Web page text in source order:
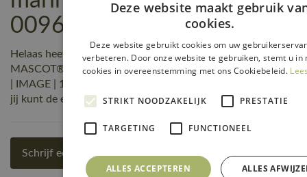
00962-630-111 reviews
Helaas heeft nog niemand een beoordeling geschreven over
MASCOT® Workwear Amerikaanse overall met kniezakken
| IMAGE | 111 marine/korenblauw | 00962-630-111, maar
jij kunt de eerste zijn! Schrijf een review!
Schrijf een review
Deze website maakt gebruik
cookies.
Deze website gebruikt cookies om uw
verbeteren. Door onze website te gebruiken, stemt u in
cookies in overeenstemming met ons Cookiebeleid.
STRIKT NOODZAKELIJK PRESTATIE
TARGETING FUNCTIONEEL
ALLES ACCEPTEREN ALLES